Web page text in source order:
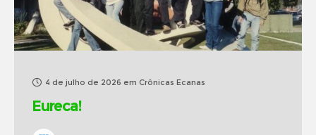
4 de julho de 2026 em Crônicas Ecanas
Eureca!